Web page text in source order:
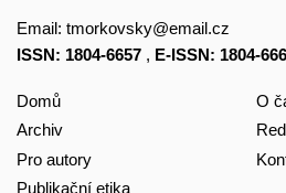
Email: tmorkovsky@email.cz
ISSN: 1804-6657 , E-ISSN: 1804-
Domů
Archiv
Pro autory
Publikační etika
O